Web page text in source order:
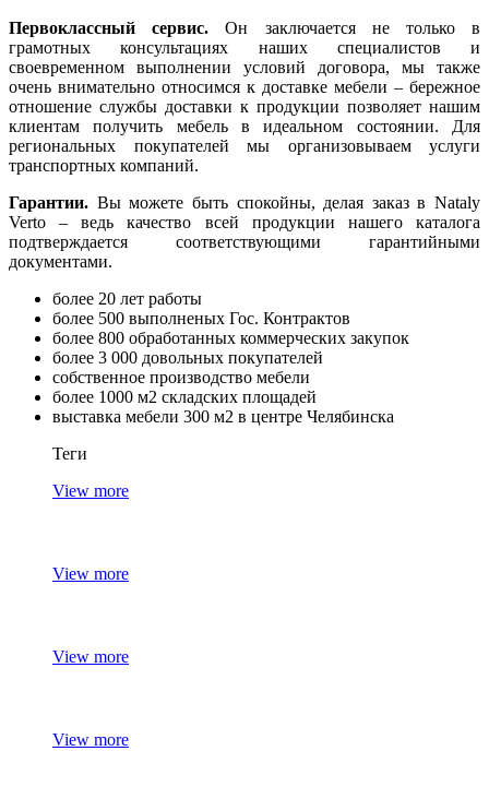
Первоклассный сервис.Он заключается не только в
грамотных консультациях наших специалистов и
своевременном выполнении условий договора, мы также
очень внимательно относимся к доставке мебели – бережное
отношение службы доставки к продукции позволяет нашим
клиентам получить мебель в идеальном состоянии. Для
региональных покупателей мы организовываем услуги
транспортных компаний.
Гарантии. Вы можете быть спокойны, делая заказ в Nataly
Verto – ведь качество всей продукции нашего каталога
подтверждается соответствующими гарантийными
документами.
более 20 лет работы
более 500 выполненых Гос. Контрактов
более 800 обработанных коммерческих закупок
более 3 000 довольных покупателей
собственное производство мебели
более 1000 м2 складских площадей
выставка мебели 300 м2 в центре Челябинска
Теги
View more
View more
View more
View more